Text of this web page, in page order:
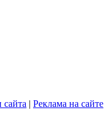
| Реклама на сайте